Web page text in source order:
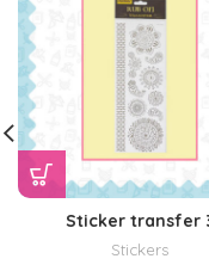
Sticker transfer
Stickers